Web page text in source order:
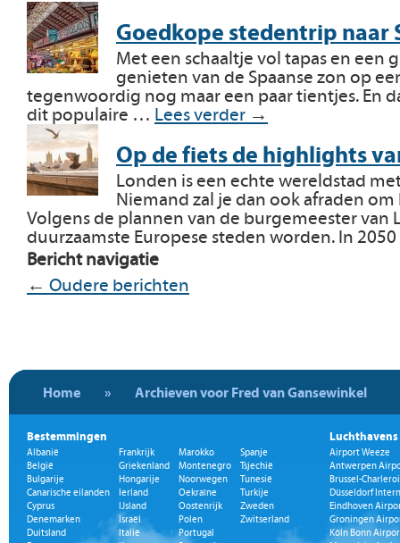
Goedkope stedentrip naar
Met een schaaltje vol tapas en een
genieten van de Spaanse zon op
tegenwoordig nog maar een paar tientjes. En
dit populaire … Lees verder →
Op de fiets de highlights
Londen is een echte wereldstad
Niemand zal je dan ook afraden
Volgens de plannen van de burgemeester
duurzaamste Europese steden worden. In
Bericht navigatie
← Oudere berichten
Home » Archieven voor Fred van Gansewinkel
Bestemmingen
Albanië
België
Bulgarije
Canarische eilanden
Cyprus
Denemarken
Duitsland
Frankrijk
Griekenland
Hongarije
Ierland
IJsland
Israël
Italië
Marokko
Montenegro
Noorwegen
Oekraïne
Oostenrijk
Polen
Portugal
Spanje
Tsjechië
Tunesië
Turkije
Zweden
Zwitserland
Luchthavens
Airport Weeze
Antwerpen
Brussel-
Düsseldorf
Eindhoven
Groningen
Köln Bonn